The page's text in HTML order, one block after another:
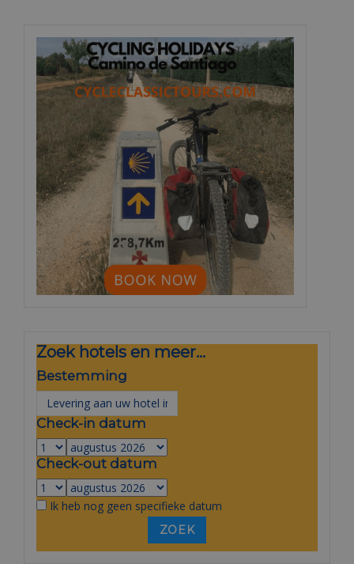
Zoek hotels en meer...
Bestemming
Check-in datum
Check-out datum
Ik heb nog geen specifieke datum